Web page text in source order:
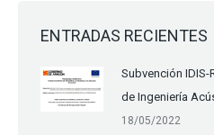
ENTRADAS RECIENTES
Subvención IDIS-
de Ingeniería
18/05/2022